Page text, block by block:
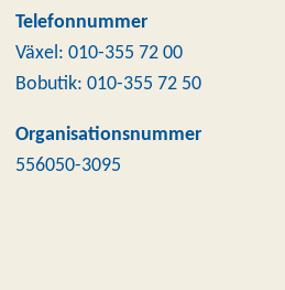
Telefonnummer
Växel: 010-355 72 00
Bobutik: 010-355 72 50
Organisationsnummer
556050-3095